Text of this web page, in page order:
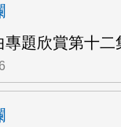
專題欣賞第十二